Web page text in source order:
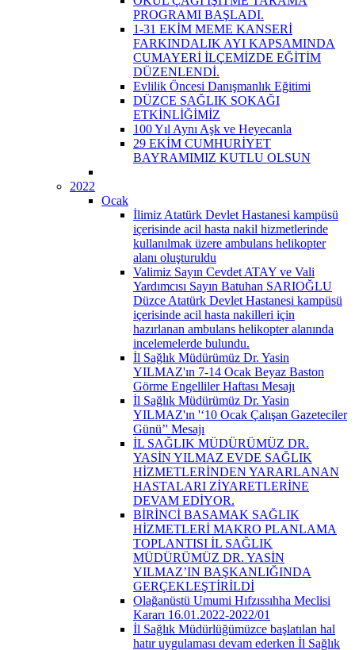
PROGRAMI BAŞLADI.
1-31 EKİM MEME KANSERİ
FARKINDALIK AYI KAPSAMINDA
CUMAYERİ İLÇEMİZDE EĞİTİM
DÜZENLENDİ.
Evlilik Öncesi Danışmanlık Eğitimi
DÜZCE SAĞLIK SOKAĞI
ETKİNLİĞİMİZ
100 Yıl Aynı Aşk ve Heyecanla
29 EKİM CUMHURİYET
BAYRAMIMIZ KUTLU OLSUN
2022
Ocak
İlimiz Atatürk Devlet Hastanesi kampüsü
içerisinde acil hasta nakil hizmetlerinde
kullanılmak üzere ambulans helikopter
alanı oluşturuldu
Valimiz Sayın Cevdet ATAY ve Vali
Yardımcısı Sayın Batuhan SARIOĞLU
Düzce Atatürk Devlet Hastanesi kampüsü
içerisinde acil hasta nakilleri için
hazırlanan ambulans helikopter alanında
incelemelerde bulundu.
İl Sağlık Müdürümüz Dr. Yasin
YILMAZ'ın 7-14 Ocak Beyaz Baston
Görme Engelliler Haftası Mesajı
İl Sağlık Müdürümüz Dr. Yasin
YILMAZ'ın '‘10 Ocak Çalışan Gazeteciler
Günü’' Mesajı
İL SAĞLIK MÜDÜRÜMÜZ DR.
YASİN YILMAZ EVDE SAĞLIK
HİZMETLERİNDEN YARARLANAN
HASTALARI ZİYARETLERİNE
DEVAM EDİYOR.
BİRİNCİ BASAMAK SAĞLIK
HİZMETLERİ MAKRO PLANLAMA
TOPLANTISI İL SAĞLIK
MÜDÜRÜMÜZ DR. YASİN
YILMAZ’IN BAŞKANLIĞINDA
GERÇEKLEŞTİRİLDİ
Olağanüstü Umumi Hıfzıssıhha Meclisi
Kararı 16.01.2022-2022/01
İl Sağlık Müdürlüğümüzce başlatılan hal
hatır uygulaması devam ederken İl Sağlık